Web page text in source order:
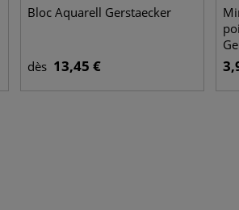
Bloc Aquarell Gerstaecker
dès 13,45 €